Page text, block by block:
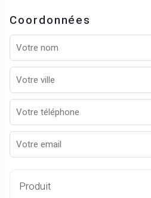
Coordonnées
Produit